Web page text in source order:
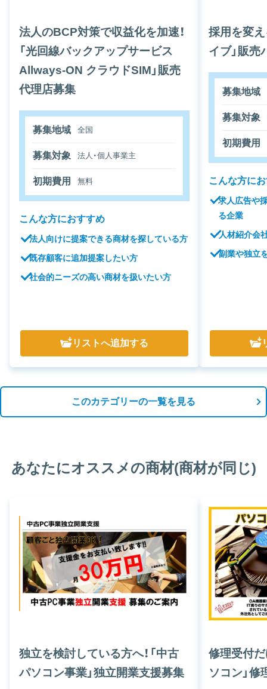
法人のBCP対策で収益化を加速！
「光回線バックアップサービス
Allways-ON クラウドSIM」販売
代理店募集
募集地域 全国
募集対象 法人・個人事業主
初期費用 無料
こんな方におすすめ
法人向けに提案できる商材を探している方
既存顧客に追加提案したい方
社会的ニーズの高い商材を扱いたい方
リストへ追加する
採用を変え
イブ」販売
募集地域
募集対象
初期費用
こんな方に
求人広告や
る企業
人材紹介会
副業や独立
このカテゴリーの一覧を見る
あなたにオススメの商材(商材が同じ)
独立を検討している方へ！「中古
パソコン事業」独立開業支援募集
修理受付だ
ソコン」